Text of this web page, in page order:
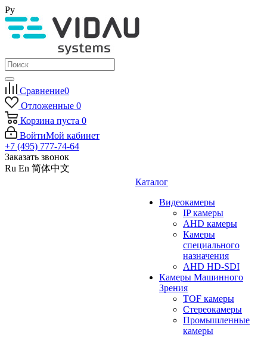
Ру
Сравнение0
Отложенные 0
Корзина пуста 0
ВойтиМой кабинет
+7 (495) 777-74-64
Заказать звонок
Ru En 简体中文
Каталог
Видеокамеры
IP камеры
AHD камеры
Камеры
специального
назначения
AHD HD-SDI
Камеры Машинного
Зрения
TOF камеры
Стереокамеры
Промышленные
камеры